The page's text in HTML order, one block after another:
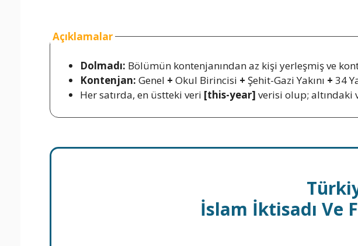
Açıklamalar
Dolmadı: Bölümün kontenjanından az kişi yerleşmiş ve
Kontenjan: Genel + Okul Birincisi + Şehit-Gazi Yakını + 34
Her satırda, en üstteki veri [this-year] verisi olup; altındaki
İslam İktisadı Ve